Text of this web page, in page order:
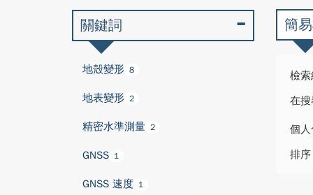
簡
檢
在
個
排序
關鍵詞
地殼變形 8
地表變形 2
精密水準測量 2
GNSS 1
GNSS 速度 1